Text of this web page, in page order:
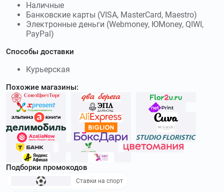
Наличные
Банковские карты (VISA, MasterCard, Maestro)
Электронные деньги (Webmoney, ЮMoney, QIWI,
PayPal)
Способы доставки
Курьерская
Похожие магазины:
Подборки промокодов
Ставки на спорт